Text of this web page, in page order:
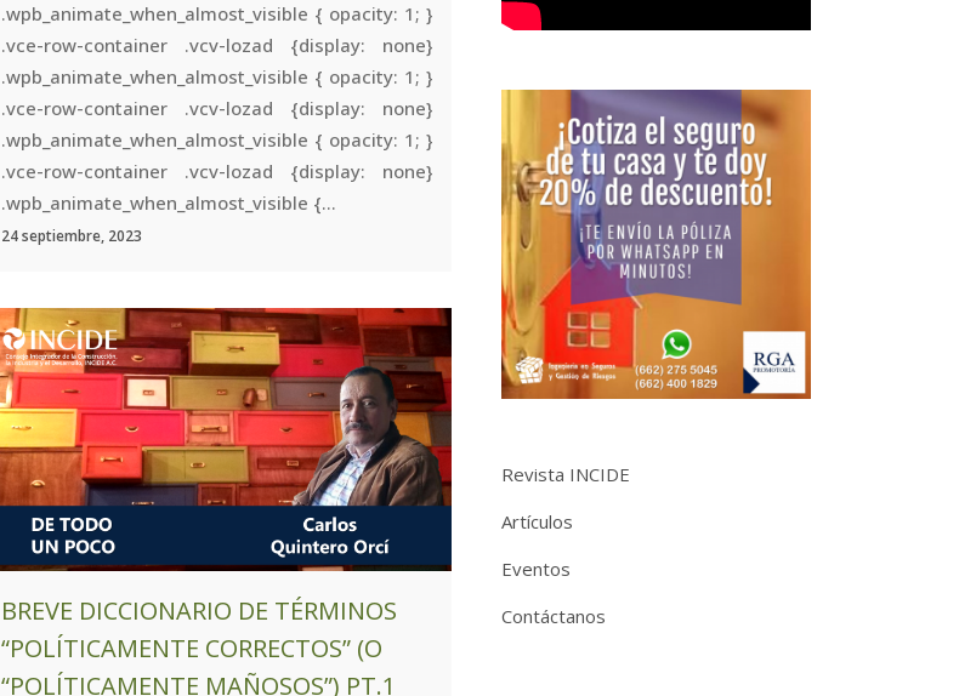
.wpb_animate_when_almost_visible { opacity: 1; }
.vce-row-container .vcv-lozad {display: none}
.wpb_animate_when_almost_visible { opacity: 1; }
.vce-row-container .vcv-lozad {display: none}
.wpb_animate_when_almost_visible { opacity: 1; }
.vce-row-container .vcv-lozad {display: none}
.wpb_animate_when_almost_visible {...
24 septiembre, 2023
BREVE DICCIONARIO DE TÉRMINOS
“POLÍTICAMENTE CORRECTOS” (O
“POLÍTICAMENTE MAÑOSOS”) PT.1
Revista INCIDE
Artículos
Eventos
Contáctanos